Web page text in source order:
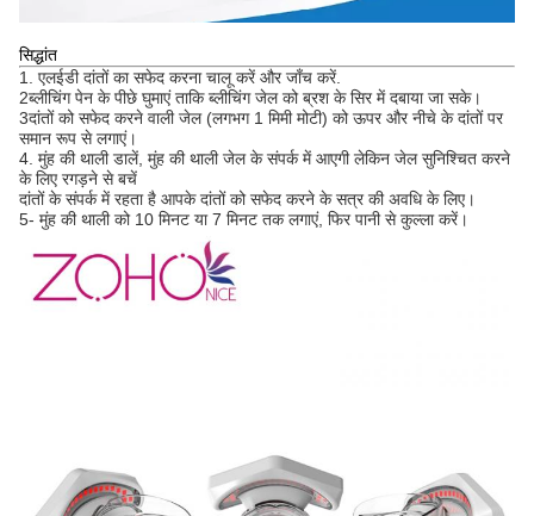
सिद्धांत
1. एलईडी दांतों का सफेद करना चालू करें और जाँच करें.
2ब्लीचिंग पेन के पीछे घुमाएं ताकि ब्लीचिंग जेल को ब्रश के सिर में दबाया जा सके।
3दांतों को सफेद करने वाली जेल (लगभग 1 मिमी मोटी) को ऊपर और नीचे के दांतों पर
समान रूप से लगाएं।
4. मुंह की थाली डालें, मुंह की थाली जेल के संपर्क में आएगी लेकिन जेल सुनिश्चित करने
के लिए रगड़ने से बचें
दांतों के संपर्क में रहता है आपके दांतों को सफेद करने के सत्र की अवधि के लिए।
5- मुंह की थाली को 10 मिनट या 7 मिनट तक लगाएं, फिर पानी से कुल्ला करें।